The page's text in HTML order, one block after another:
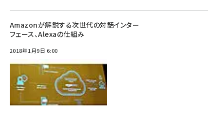
Amazonが解説する次世代の対話インター
フェース、Alexaの仕組み
2018年1月9日 6:00